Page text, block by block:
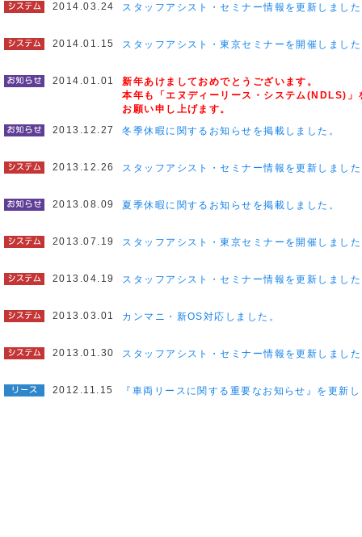
2014.03.24 スタッフアシスト・セミナー情報を更新しまし
2014.01.15 スタッフアシスト・東京セミナーを開催しまし
2014.01.01
新年あけましておめでとうございます。
本年も「エヌディーリース・システム(NDLS)」
お願い申し上げます。
2013.12.27
冬季休暇に関するお知らせを掲載しました。
2013.12.26 スタッフアシスト・セミナー情報を更新しまし
2013.08.09 夏季休暇に関するお知らせを掲載しました。
2013.07.19 スタッフアシスト・東京セミナーを開催しまし
2013.04.19 スタッフアシスト・セミナー情報を更新しまし
2013.03.01 カンマニ・新OS対応しました。
2013.01.30 スタッフアシスト・セミナー情報を更新しまし
2012.11.15 『車両リースに関する重要なお知らせ』を更新